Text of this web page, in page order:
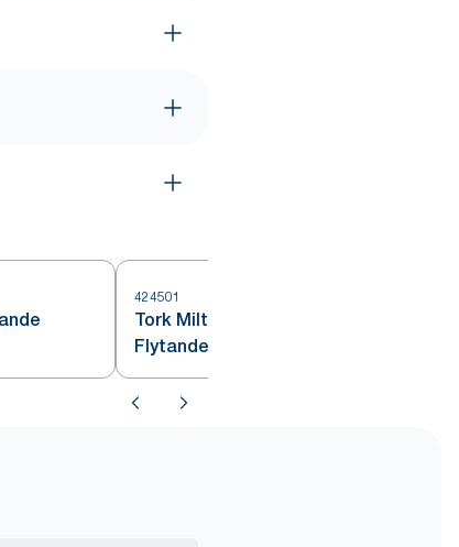
424501
Tork Milt Parfymerad Handtvätt
Flytande Tvål S4